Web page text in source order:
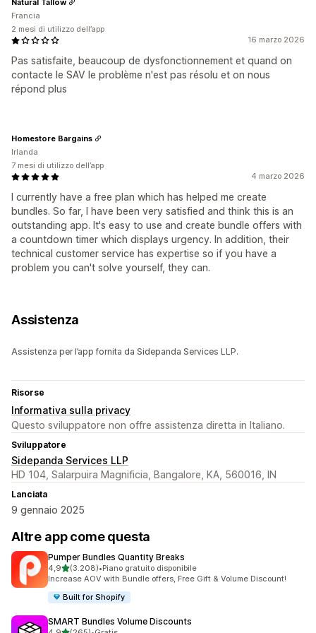
16 marzo 2026
Pas satisfaite, beaucoup de dysfonctionnement et quand on
contacte le SAV le problème n'est pas résolu et on nous
répond plus
Natural Tallow
Francia
2 mesi di utilizzo dell’app
4 marzo 2026
I currently have a free plan which has helped me create
bundles. So far, I have been very satisfied and think this is an
outstanding app. It's easy to use and create bundle offers with
a countdown timer which displays urgency. In addition, their
technical customer service has expertise so if you have a
problem you can't solve yourself, they can.
Homestore Bargains
Irlanda
7 mesi di utilizzo dell’app
Assistenza
Assistenza per l’app fornita da Sidepanda Services LLP.
Risorse
Informativa sulla privacy
Questo sviluppatore non offre assistenza diretta in Italiano.
Sviluppatore
Sidepanda Services LLP
HD 104, Salarpuira Magnificia, Bangalore, KA, 560016, IN
Lanciata
9 gennaio 2025
Altre app come questa
Pumper Bundles Quantity Breaks
4,9stelle su 5
(3.208)
3208 recensioni totali
•Piano gratuito disponibile
Increase AOV with Bundle offers, Free Gift & Volume Discount!
Built for Shopify
SMART Bundles Volume Discounts